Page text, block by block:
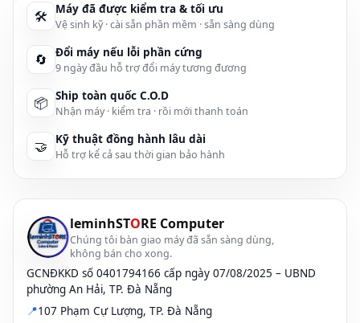
🛠 Máy đã được kiểm tra & tối ưu
Vệ sinh kỹ · cài sẵn phần mềm · sẵn sàng dùng
🔄 Đổi máy nếu lỗi phần cứng
9 ngày đầu hỗ trợ đổi máy tương đương
📦 Ship toàn quốc C.O.D
Nhận máy · kiểm tra · rồi mới thanh toán
🤝 Kỹ thuật đồng hành lâu dài
Hỗ trợ kể cả sau thời gian bảo hành
leminhSTORE Computer
Chúng tôi bàn giao máy đã sẵn sàng dùng,
không bán cho xong.
GCNĐKKD số 0401794166 cấp ngày 07/08/2025 – UBND
phường An Hải, TP. Đà Nẵng
📍107 Phạm Cự Lượng, TP. Đà Nẵng